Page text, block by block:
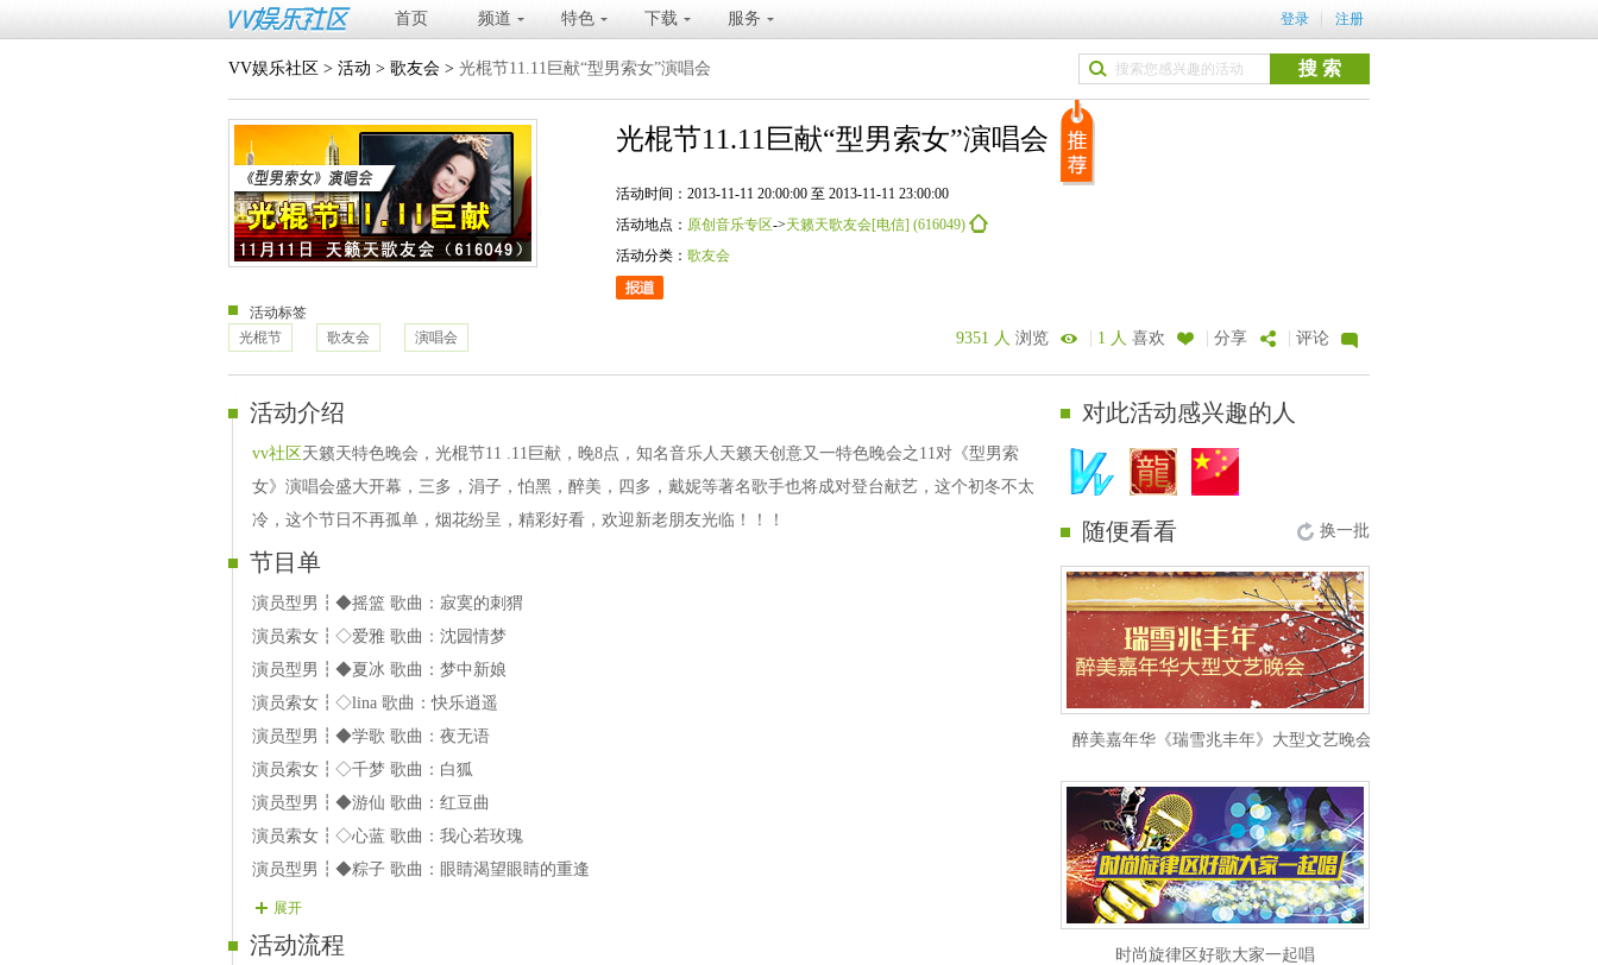
首页 频道 特色 下载 服务 登录 注册
VV娱乐社区 > 活动 > 歌友会 > 光棍节11.11巨献“型男索女”演唱会
光棍节11.11巨献“型男索女”演唱会
活动时间：2013-11-11 20:00:00 至 2013-11-11 23:00:00
活动地点： 原创音乐专区->天籁天歌友会[电信] (616049)
活动分类： 歌友会
活动标签
光棍节
歌友会 演唱会 9351 人 浏览 | 1 人 喜欢 | 分享 | 评论
活动介绍
vv社区 天籁天特色晚会，光棍节11 .11巨献，晚8点，知名音乐人天籁天创意又一特色晚会之11对《型男索
女》演唱会盛大开幕，三多，涓子，怕黑，醉美，四多，戴妮等著名歌手也将成对登台献艺，这个初冬不太
冷，这个节日不再孤单，烟花纷呈，精彩好看，欢迎新老朋友光临！！！
节目单
演员型男┇◆摇篮 歌曲：寂寞的刺猬
演员索女┇◇爱雅 歌曲：沈园情梦
演员型男┇◆夏冰 歌曲：梦中新娘
演员索女┇◇lina 歌曲：快乐逍遥
演员型男┇◆学歌 歌曲：夜无语
演员索女┇◇千梦 歌曲：白狐
演员型男┇◆游仙 歌曲：红豆曲
演员索女┇◇心蓝 歌曲：我心若玫瑰
演员型男┇◆粽子 歌曲：眼睛渴望眼睛的重逢
演员索女┇◇喃喃 歌曲：梦回云南
演员型男┇◆阁下 歌曲：燕子
展开
活动流程
对此活动感兴趣的人
随便看看 换一批
醉美嘉年华《瑞雪兆丰年》大型文艺晚会
时尚旋律区好歌大家一起唱